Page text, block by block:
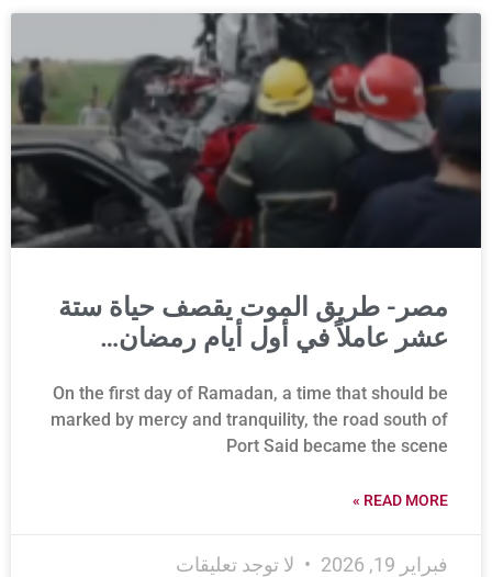
مصر- طريق الموت يقصف حياة ستة
عشر عاملاً في أول أيام رمضان…
On the first day of Ramadan, a time that should be
marked by mercy and tranquility, the road south of
Port Said became the scene
READ MORE »
فبراير 19, 2026 لا توجد تعليقات